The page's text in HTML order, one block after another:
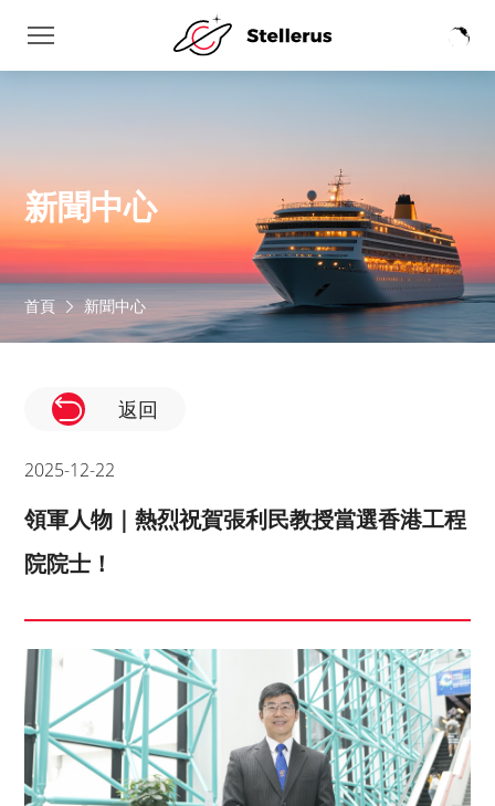
首頁 新聞中心
新聞中心
返回
2025-12-22
領軍人物｜熱烈祝賀張利民教授當選香港工程
院院士！